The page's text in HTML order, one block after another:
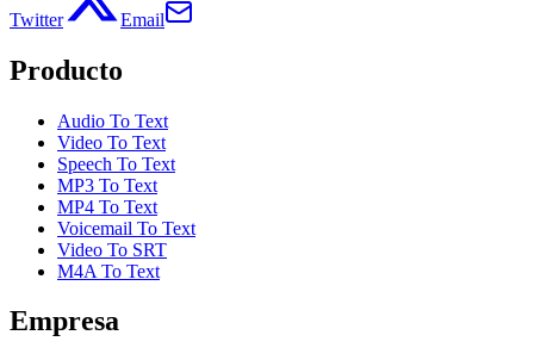
Twitter Email
Producto
Audio To Text
Video To Text
Speech To Text
MP3 To Text
MP4 To Text
Voicemail To Text
Video To SRT
M4A To Text
Empresa